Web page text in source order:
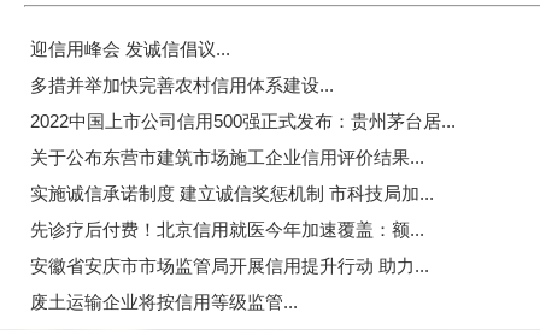
迎信用峰会 发诚信倡议...
多措并举加快完善农村信用体系建设...
2022中国上市公司信用500强正式发布：贵州茅台居...
关于公布东营市建筑市场施工企业信用评价结果...
实施诚信承诺制度 建立诚信奖惩机制 市科技局加...
先诊疗后付费！北京信用就医今年加速覆盖：额...
安徽省安庆市市场监管局开展信用提升行动 助力...
废土运输企业将按信用等级监管...